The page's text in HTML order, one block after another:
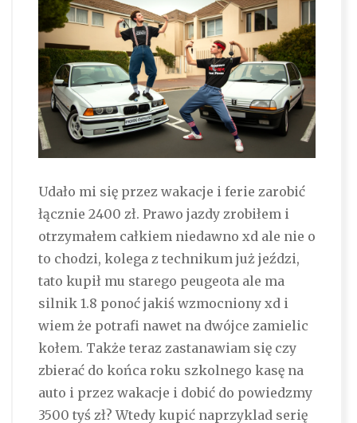
Udało mi się przez wakacje i ferie zarobić
łącznie 2400 zł. Prawo jazdy zrobiłem i
otrzymałem całkiem niedawno xd ale nie o
to chodzi, kolega z technikum już jeździ,
tato kupił mu starego peugeota ale ma
silnik 1.8 ponoć jakiś wzmocniony xd i
wiem że potrafi nawet na dwójce zamielic
kołem. Także teraz zastanawiam się czy
zbierać do końca roku szkolnego kasę na
auto i przez wakacje i dobić do powiedzmy
3500 tyś zł? Wtedy kupić naprzyklad serię